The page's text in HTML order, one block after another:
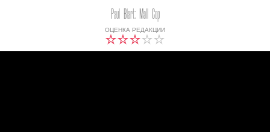
ОЦЕНКА РЕДАКЦИИ
Paul Blart: Mall Cop